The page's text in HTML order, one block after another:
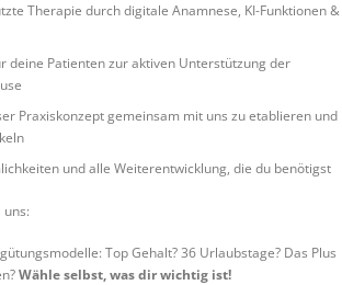
Therapie durch digitale Anamnese, KI-Funktionen &
deine Patienten zur aktiven Unterstützung der
Praxiskonzept gemeinsam mit uns zu etablieren und
und alle Weiterentwicklung, die du benötigst
Top Gehalt? 36 Urlaubstage? Das Plus
Wähle selbst, was dir wichtig ist!